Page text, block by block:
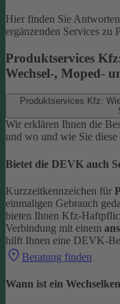
Hier finden Sie
ergänzenden Services zu
Produktservices
Wechsel-, Moped-
Produktservices Kfz:
Wir erklären Ihnen die
und wo und wie Sie diese
Bietet die DEVK auch
Kurzzeitkennzeichen für
einmaligen Gebrauch
bieten Ihnen Kfz-
Verbindung mit einem
hilft Ihnen eine DEVK-
Beratung finden
Wann ist ein